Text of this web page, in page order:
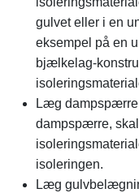
gulvet eller i en
eksempel på en
bjælkelag-
Læg
dampspærre,
isoleringen.
Læg